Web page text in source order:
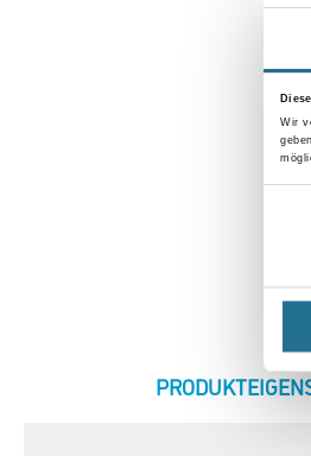
Wir
CURRENT